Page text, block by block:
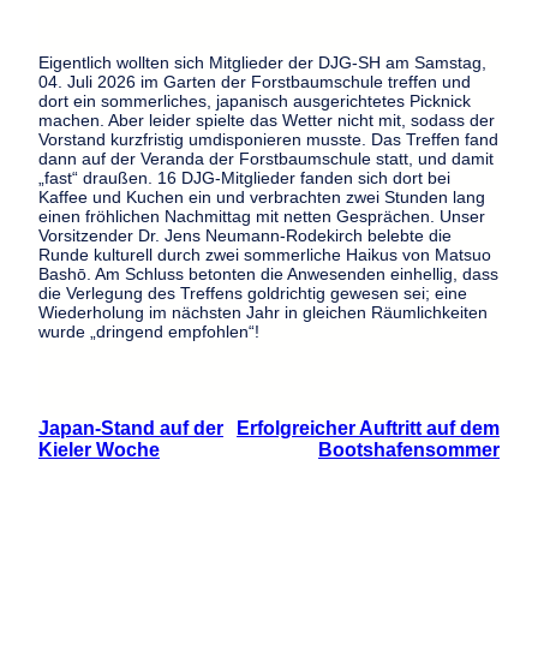
Eigentlich wollten sich Mitglieder der DJG-SH am Samstag,
04. Juli 2026 im Garten der Forstbaumschule treffen und
dort ein sommerliches, japanisch ausgerichtetes Picknick
machen. Aber leider spielte das Wetter nicht mit, sodass der
Vorstand kurzfristig umdisponieren musste. Das Treffen fand
dann auf der Veranda der Forstbaumschule statt, und damit
„fast“ draußen. 16 DJG-Mitglieder fanden sich dort bei
Kaffee und Kuchen ein und verbrachten zwei Stunden lang
einen fröhlichen Nachmittag mit netten Gesprächen. Unser
Vorsitzender Dr. Jens Neumann-Rodekirch belebte die
Runde kulturell durch zwei sommerliche Haikus von Matsuo
Bashō. Am Schluss betonten die Anwesenden einhellig, dass
die Verlegung des Treffens goldrichtig gewesen sei; eine
Wiederholung im nächsten Jahr in gleichen Räumlichkeiten
wurde „dringend empfohlen“!
Japan-Stand auf der
Kieler Woche
Erfolgreicher Auftritt auf dem
Bootshafensommer